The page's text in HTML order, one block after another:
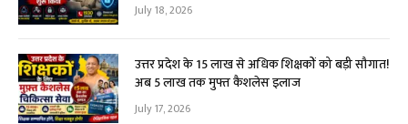
July 18, 2026
उत्तर प्रदेश के 15 लाख से अधिक शिक्षकों को बड़ी सौगात!
अब ₹5 लाख तक मुफ्त कैशलेस इलाज
July 17, 2026